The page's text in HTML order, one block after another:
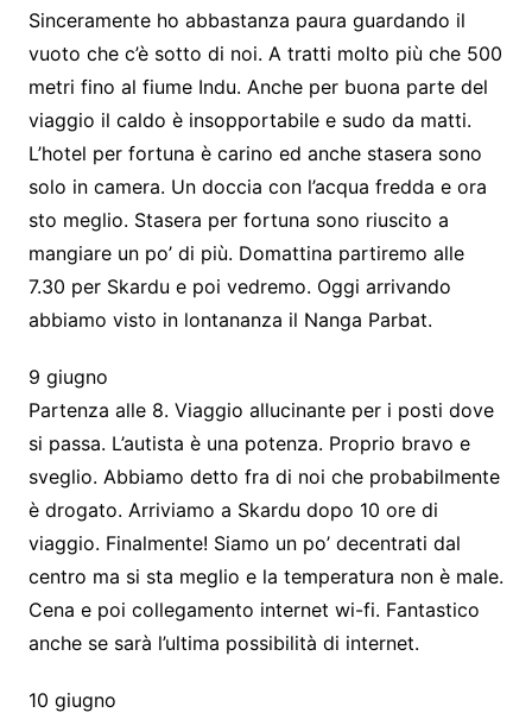
Sinceramente ho abbastanza paura guardando il
vuoto che c’è sotto di noi. A tratti molto più che 500
metri fino al fiume Indu. Anche per buona parte del
viaggio il caldo è insopportabile e sudo da matti.
L’hotel per fortuna è carino ed anche stasera sono
solo in camera. Un doccia con l’acqua fredda e ora
sto meglio. Stasera per fortuna sono riuscito a
mangiare un po’ di più. Domattina partiremo alle
7.30 per Skardu e poi vedremo. Oggi arrivando
abbiamo visto in lontananza il Nanga Parbat.
9 giugno
Partenza alle 8. Viaggio allucinante per i posti dove
si passa. L’autista è una potenza. Proprio bravo e
sveglio. Abbiamo detto fra di noi che probabilmente
è drogato. Arriviamo a Skardu dopo 10 ore di
viaggio. Finalmente! Siamo un po’ decentrati dal
centro ma si sta meglio e la temperatura non è male.
Cena e poi collegamento internet wi-fi. Fantastico
anche se sarà l’ultima possibilità di internet.
10 giugno